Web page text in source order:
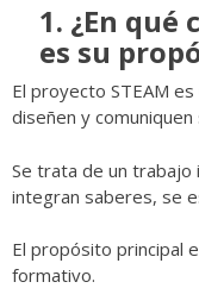
1. ¿En
es su
El proyecto STEAM
diseñen y
Se trata de un trabajo
integran saberes, se
El propósito principal
formativo.